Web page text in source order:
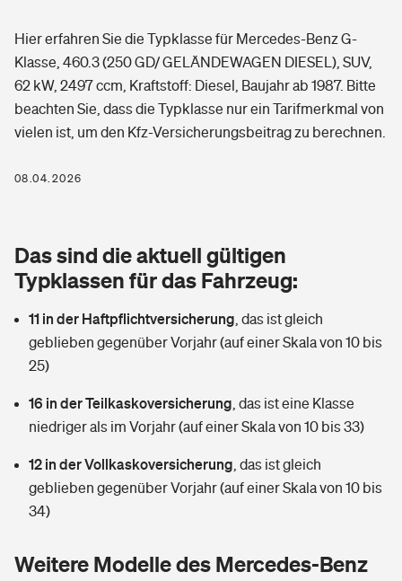
Arbeitsrechtsschutz
Berufshaftpflichtversicherung
Rentenrechner: Wie viel Geld bekomme ich im Alter?
Wer versichert was: Jetzt Versicherer finden
Sie haben Fragen?
Hausratversicherung
Elementarversicherung
Photovoltaik
Wärmepumpen versichern
Vermieterrrechtsschutz
Mietkautionsversicherung
Restkreditversicherung
Zur Übersicht
Tools
Pri­vate Haft­pflicht­
Rechts­schutz­ver­si­che­rung
Kinderunfall­ver­si­che­rung
Reiseversicherung
Handyversicherung
Gesundheit
Private Krankenversicherung
Tierkrankenversicherung
Zur Übersicht
Sie haben Fragen?
Hier erfahren Sie die Typklasse für Mercedes-Benz G-
Klasse, 460.3 (250 GD/ GELÄNDEWAGEN DIESEL), SUV,
62 kW, 2497 ccm, Kraftstoff: Diesel, Baujahr ab 1987. Bitte
beachten Sie, dass die Typklasse nur ein Tarifmerkmal von
vielen ist, um den Kfz-Versicherungsbeitrag zu berechnen.
08.04.2026
Das sind die aktuell gültigen
Typklassen für das Fahrzeug:
11 in der Haftpflichtversicherung das ist gleich
geblieben gegenüber Vorjahr (auf einer Skala von 10 bis
25)
16 in der Teilkaskoversicherung das ist eine Klasse
niedriger als im Vorjahr (auf einer Skala von 10 bis 33)
12 in der Vollkaskoversicherung das ist gleich
geblieben gegenüber Vorjahr (auf einer Skala von 10 bis
34)
Weitere Modelle des Mercedes-Benz